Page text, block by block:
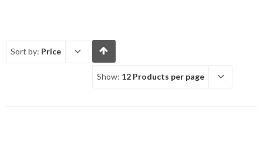
Sort by: Price
Show: 12 Products per page